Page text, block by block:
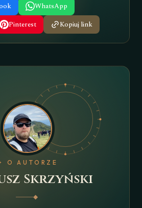
WhatsApp
Pinterest Kopiuj link
O AUTORZE
Skrzyński
◆